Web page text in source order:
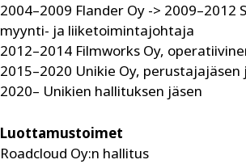
2004–2009 Flander Oy -> 2009–2012
myynti- ja liiketoimintajohtaja
2012–2014 Filmworks Oy,
2015–2020 Unikie Oy,
2020– Unikien hallituksen jäsen
Luottamustoimet
Roadcloud Oy:n hallitus